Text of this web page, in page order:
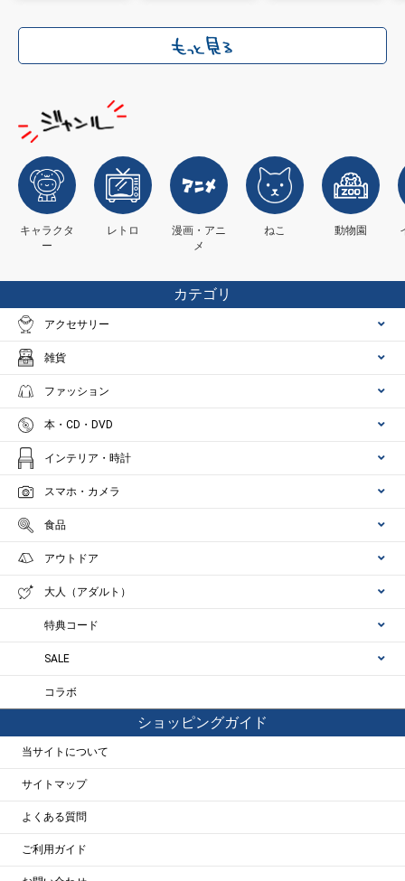
キャラクタ
ー
レトロ
漫画・アニ
メ
ねこ 動物園
カテゴリ
アクセサリー
雑貨
ファッション
本・CD・DVD
インテリア・時計
スマホ・カメラ
食品
アウトドア
大人（アダルト）
特典コード
SALE
コラボ
ショッピングガイド
当サイトについて
サイトマップ
よくある質問
ご利用ガイド